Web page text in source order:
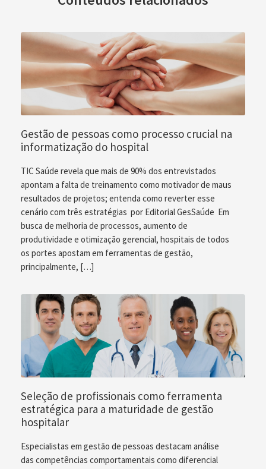
Gestão de pessoas como processo crucial na
informatização do hospital
TIC Saúde revela que mais de 90% dos entrevistados
apontam a falta de treinamento como motivador de maus
resultados de projetos; entenda como reverter esse
cenário com três estratégias por Editorial GesSaúde Em
busca de melhoria de processos, aumento de
produtividade e otimização gerencial, hospitais de todos
os portes apostam em ferramentas de gestão,
principalmente, […]
Seleção de profissionais como ferramenta
estratégica para a maturidade de gestão
hospitalar
Especialistas em gestão de pessoas destacam análise
das competências comportamentais como diferencial